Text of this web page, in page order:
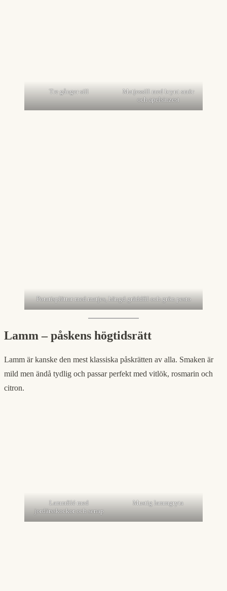
Tre gånger sill
Matjessill med brynt smör
och apelsinzest
Potatisplättar med matjes, hängd gräddfil och grön pesto
Lamm – påskens högtidsrätt
Lamm är kanske den mest klassiska påskrätten av alla. Smaken är
mild men ändå tydlig och passar perfekt med vitlök, rosmarin och
citron.
Lammfilé med
jordärsskockor och senap
Mustig lammgryta